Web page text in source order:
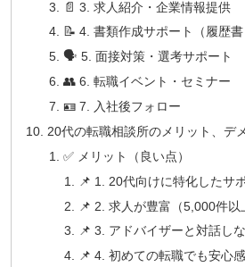
📄 3. 求人紹介・企業情報提供
📝 4. 書類作成サポート（履歴書
🗣 5. 面接対策・選考サポート
👥 6. 転職イベント・セミナー
🪪 7. 入社後フォロー
20代の転職相談所のメリット、デ
✅ メリット（良い点）
📌 1. 20代向けに特化したサ
📌 2. 求人が豊富（5,000件以
📌 3. アドバイザーと対話し
📌 4. 初めての転職でも安心